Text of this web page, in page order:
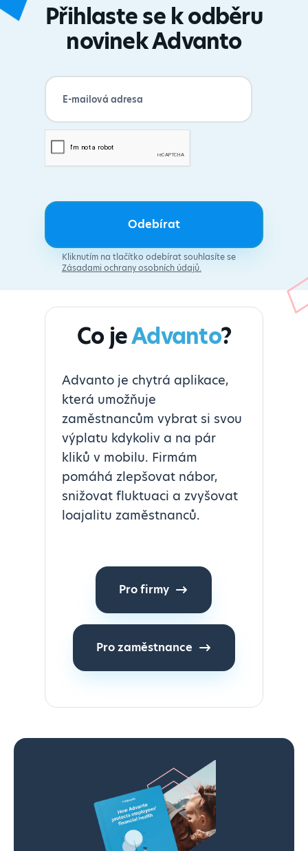
Přihlaste se k odběru
novinek Advanto
Kliknutím na tlačítko odebírat souhlasíte se
Zásadami ochrany osobních údajů.
Co jeAdvanto?
Advanto je chytrá aplikace,
která umožňuje
zaměstnancům vybrat si svou
výplatu kdykoliv a na pár
kliků v mobilu. Firmám
pomáhá zlepšovat nábor,
snižovat fluktuaci a zvyšovat
loajalitu zaměstnanců.
Pro firmy
Pro zaměstnance